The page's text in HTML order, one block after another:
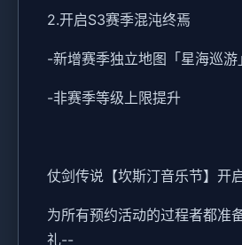
2.开启S3赛季混沌终焉
-新增赛季独立地图「星海巡游」
-非赛季等级上限提升
仗剑传说【坎斯汀音乐节】开
为所有预约活动的过程者都准
礼--